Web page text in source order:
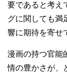
要であると考え
グに関しても満
響に期待を寄せ
漫画の持つ官能
情の豊かさが、